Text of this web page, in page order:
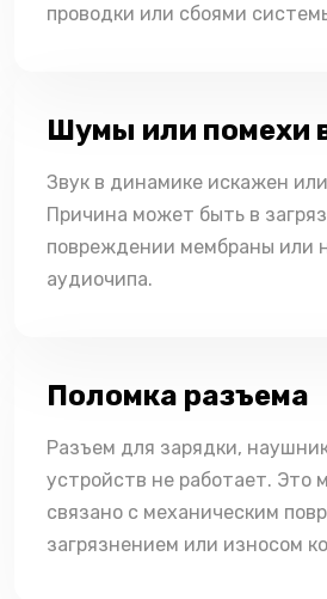
проводки или сбоями
Шумы или помехи
Звук в динамике искажен
Причина может быть в
повреждении мембраны или
аудиочипа.
Поломка разъема
Разъем для зарядки,
устройств не работает. Это
связано с механическим
загрязнением или износом